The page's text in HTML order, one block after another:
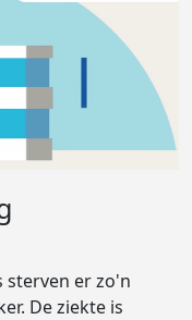
sterven er zo'n
De ziekte is